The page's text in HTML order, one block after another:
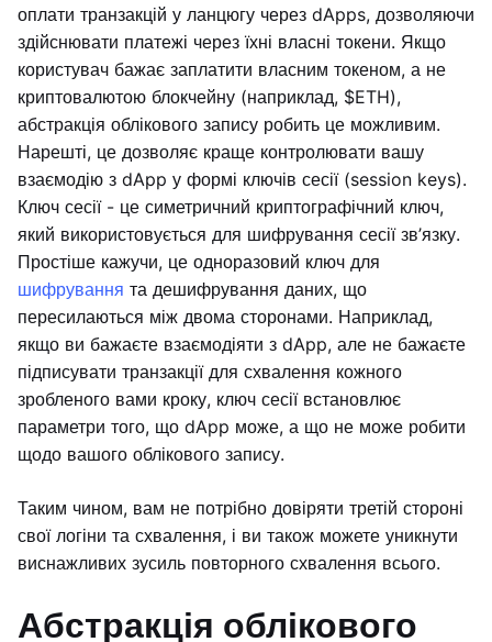
оплати транзакцій у ланцюгу через dApps, дозволяючи
здійснювати платежі через їхні власні токени. Якщо
користувач бажає заплатити власним токеном, а не
криптовалютою блокчейну (наприклад, $ETH),
абстракція облікового запису робить це можливим.
Нарешті, це дозволяє краще контролювати вашу
взаємодію з dApp у формі ключів сесії (session keys).
Ключ сесії - це симетричний криптографічний ключ,
який використовується для шифрування сесії зв’язку.
Простіше кажучи, це одноразовий ключ для
шифрування та дешифрування даних, що
пересилаються між двома сторонами. Наприклад,
якщо ви бажаєте взаємодіяти з dApp, але не бажаєте
підписувати транзакції для схвалення кожного
зробленого вами кроку, ключ сесії встановлює
параметри того, що dApp може, а що не може робити
щодо вашого облікового запису.
Таким чином, вам не потрібно довіряти третій стороні
свої логіни та схвалення, і ви також можете уникнути
виснажливих зусиль повторного схвалення всього.
Абстракція облікового